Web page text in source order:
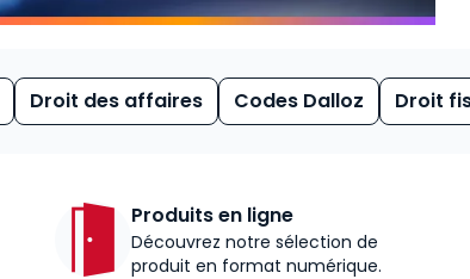
Droit des affaires Codes Dalloz Droit
Produits en ligne
Découvrez notre sélection de
produit en format numérique.